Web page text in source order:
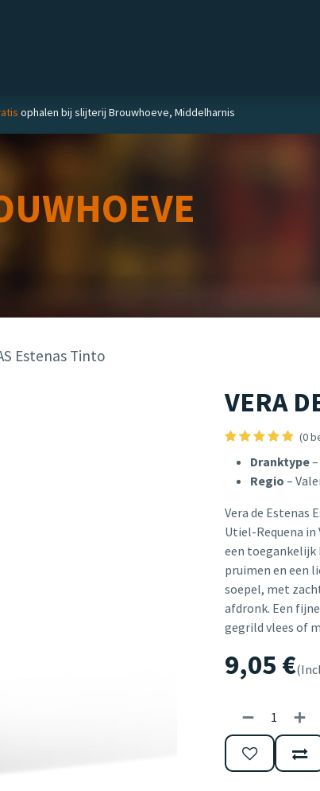
ophalen bij slijterij Brouwhoeve, Middelharnis
Estenas Tinto
VERA
(0
Dranktype
Regio –
Vera de Estenas
Utiel-Requena in
een toegankelijk
pruimen en een
soepel, met
afdronk. Een
gegrild vlees of
9,05 €